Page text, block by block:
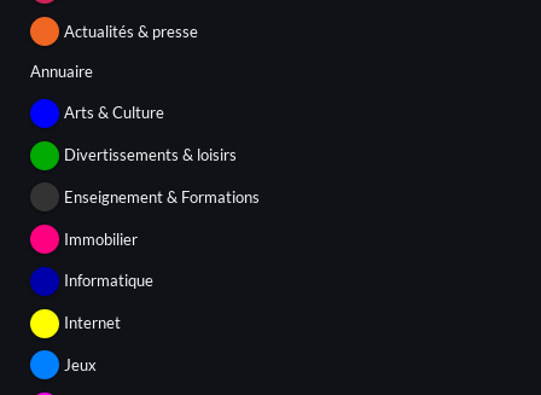
Actualités & presse
Annuaire
Arts & Culture
Divertissements & loisirs
Enseignement & Formations
Immobilier
Informatique
Internet
Jeux